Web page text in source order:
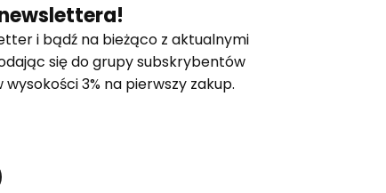
i bądź na bieżąco z aktualnymi
się do grupy subskrybentów
3% na pierwszy zakup.